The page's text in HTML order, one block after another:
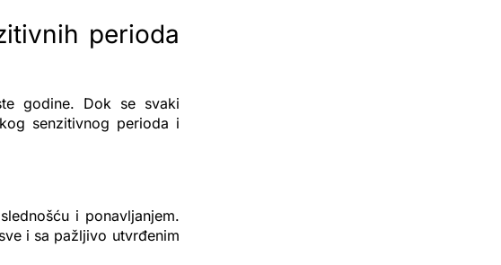
perioda
godine. Dok se svaki
senzitivnog perioda i
i ponavljanjem.
i sa pažljivo utvrđenim